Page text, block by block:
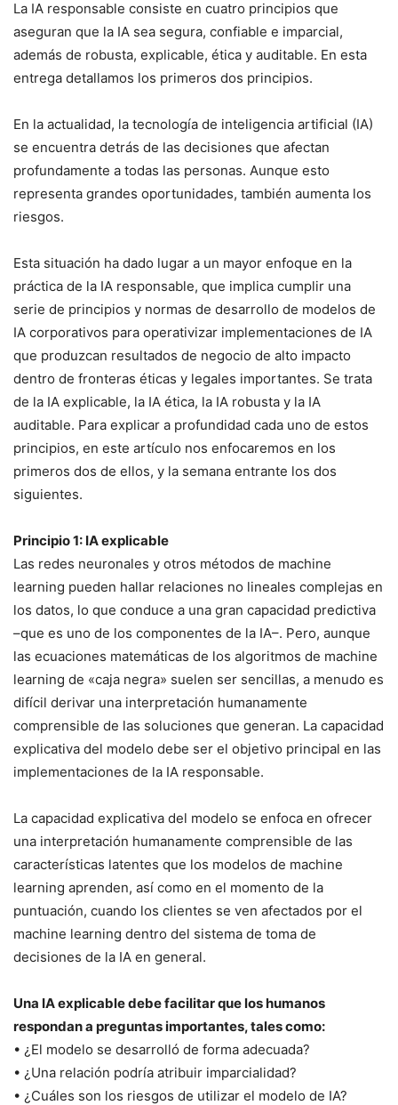
La IA responsable consiste en cuatro principios que
aseguran que la IA sea segura, confiable e imparcial,
además de robusta, explicable, ética y auditable. En esta
entrega detallamos los primeros dos principios.
En la actualidad, la tecnología de inteligencia artificial (IA)
se encuentra detrás de las decisiones que afectan
profundamente a todas las personas. Aunque esto
representa grandes oportunidades, también aumenta los
riesgos.
Esta situación ha dado lugar a un mayor enfoque en la
práctica de la IA responsable, que implica cumplir una
serie de principios y normas de desarrollo de modelos de
IA corporativos para operativizar implementaciones de IA
que produzcan resultados de negocio de alto impacto
dentro de fronteras éticas y legales importantes. Se trata
de la IA explicable, la IA ética, la IA robusta y la IA
auditable. Para explicar a profundidad cada uno de estos
principios, en este artículo nos enfocaremos en los
primeros dos de ellos, y la semana entrante los dos
siguientes.
Principio 1: IA explicable
Las redes neuronales y otros métodos de machine
learning pueden hallar relaciones no lineales complejas en
los datos, lo que conduce a una gran capacidad predictiva
–que es uno de los componentes de la IA–. Pero, aunque
las ecuaciones matemáticas de los algoritmos de machine
learning de «caja negra» suelen ser sencillas, a menudo es
difícil derivar una interpretación humanamente
comprensible de las soluciones que generan. La capacidad
explicativa del modelo debe ser el objetivo principal en las
implementaciones de la IA responsable.
La capacidad explicativa del modelo se enfoca en ofrecer
una interpretación humanamente comprensible de las
características latentes que los modelos de machine
learning aprenden, así como en el momento de la
puntuación, cuando los clientes se ven afectados por el
machine learning dentro del sistema de toma de
decisiones de la IA en general.
Una IA explicable debe facilitar que los humanos
respondan a preguntas importantes, tales como:
• ¿El modelo se desarrolló de forma adecuada?
• ¿Una relación podría atribuir imparcialidad?
• ¿Cuáles son los riesgos de utilizar el modelo de IA?